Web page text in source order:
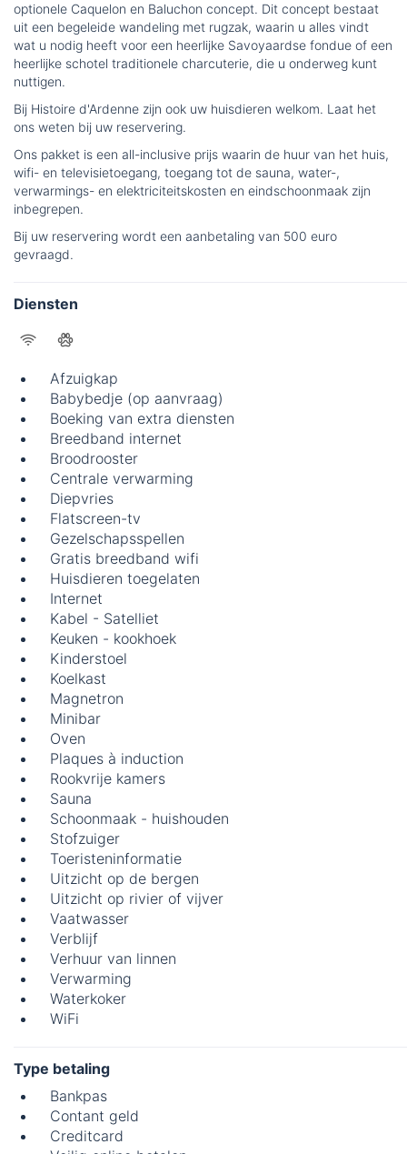
optionele Caquelon en Baluchon concept. Dit concept bestaat
uit een begeleide wandeling met rugzak, waarin u alles vindt
wat u nodig heeft voor een heerlijke Savoyaardse fondue of een
heerlijke schotel traditionele charcuterie, die u onderweg kunt
nuttigen.
Bij Histoire d'Ardenne zijn ook uw huisdieren welkom. Laat het
ons weten bij uw reservering.
Ons pakket is een all-inclusive prijs waarin de huur van het huis,
wifi- en televisietoegang, toegang tot de sauna, water-,
verwarmings- en elektriciteitskosten en eindschoonmaak zijn
inbegrepen.
Bij uw reservering wordt een aanbetaling van 500 euro
gevraagd.
Diensten
Afzuigkap
Babybedje (op aanvraag)
Boeking van extra diensten
Breedband internet
Broodrooster
Centrale verwarming
Diepvries
Flatscreen-tv
Gezelschapsspellen
Gratis breedband wifi
Huisdieren toegelaten
Internet
Kabel - Satelliet
Keuken - kookhoek
Kinderstoel
Koelkast
Magnetron
Minibar
Oven
Plaques à induction
Rookvrije kamers
Sauna
Schoonmaak - huishouden
Stofzuiger
Toeristeninformatie
Uitzicht op de bergen
Uitzicht op rivier of vijver
Vaatwasser
Verblijf
Verhuur van linnen
Verwarming
Waterkoker
WiFi
Type betaling
Bankpas
Contant geld
Creditcard